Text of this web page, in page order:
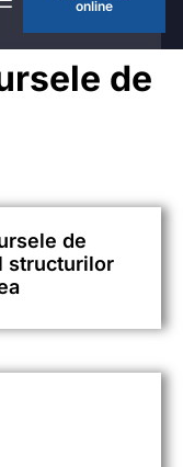
online
de
de
structurilor